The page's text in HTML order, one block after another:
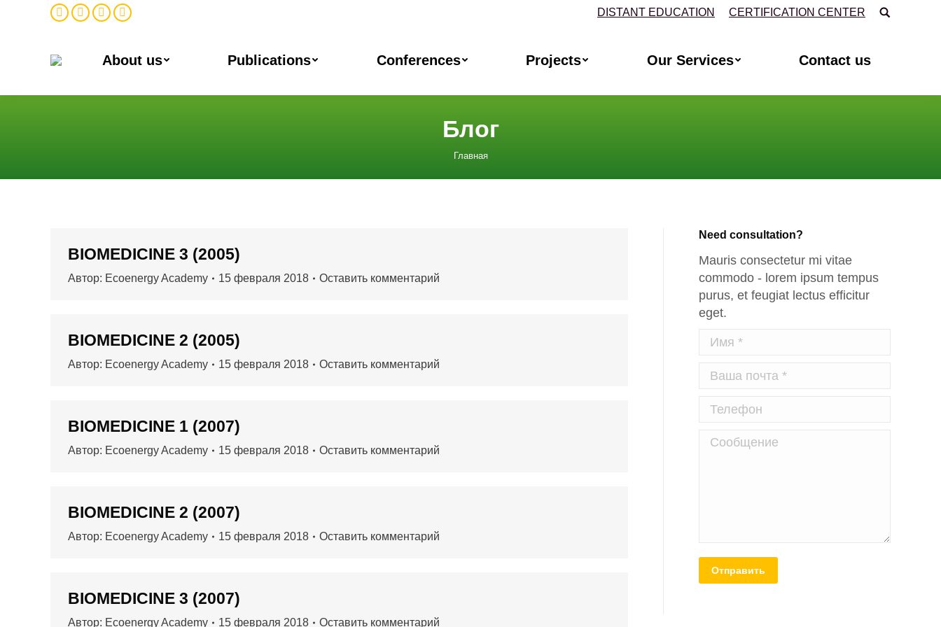
Facebook
TwitterInstagram
Linkedin
DISTANT EDUCATION CERTIFICATION CENTER Поиск:
About us Publications Conferences Projects Our Services Contact us
Блог
Главная
BIOMEDICINE 3 (2005)
Автор: Ecoenergy Academy 15 февраля 2018 Оставить комментарий
BIOMEDICINE 2 (2005)
Автор: Ecoenergy Academy 15 февраля 2018 Оставить комментарий
BIOMEDICINE 1 (2007)
Автор: Ecoenergy Academy 15 февраля 2018 Оставить комментарий
BIOMEDICINE 2 (2007)
Автор: Ecoenergy Academy 15 февраля 2018 Оставить комментарий
BIOMEDICINE 3 (2007)
Автор: Ecoenergy Academy 15 февраля 2018 Оставить комментарий
Need consultation?
Mauris consectetur mi vitae
commodo - lorem ipsum tempus
purus, et feugiat lectus efficitur
eget.
Имя *
Ваша почта *
Телефон
Сообщение
Отправить